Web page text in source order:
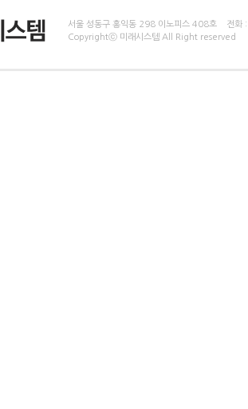
서울 성동구 홍익동 298 이노피스 408호
Copyrightⓒ 미래시스템 All Right reserved